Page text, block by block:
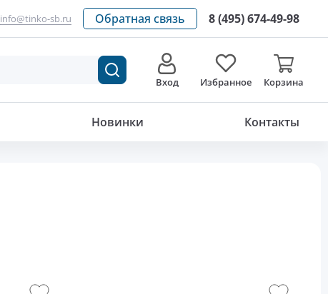
info@tinko-sb.ru Обратная связь 8 (495) 674-49-98
Вход Избранное Корзина
Новинки Контакты